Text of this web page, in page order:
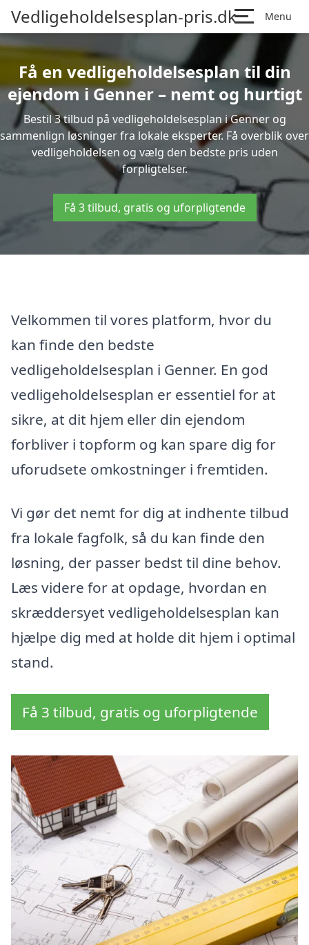
Vedligeholdelsesplan-pris.dk Menu
Få en vedligeholdelsesplan til din
ejendom i Genner – nemt og hurtigt
Bestil 3 tilbud på vedligeholdelsesplan i Genner og
sammenlign løsninger fra lokale eksperter. Få overblik over
vedligeholdelsen og vælg den bedste pris uden
forpligtelser.
Få 3 tilbud, gratis og uforpligtende
Velkommen til vores platform, hvor du
kan finde den bedste
vedligeholdelsesplan i Genner. En god
vedligeholdelsesplan er essentiel for at
sikre, at dit hjem eller din ejendom
forbliver i topform og kan spare dig for
uforudsete omkostninger i fremtiden.
Vi gør det nemt for dig at indhente tilbud
fra lokale fagfolk, så du kan finde den
løsning, der passer bedst til dine behov.
Læs videre for at opdage, hvordan en
skræddersyet vedligeholdelsesplan kan
hjælpe dig med at holde dit hjem i optimal
stand.
Få 3 tilbud, gratis og uforpligtende